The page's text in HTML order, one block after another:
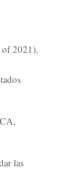
of 2021),
las